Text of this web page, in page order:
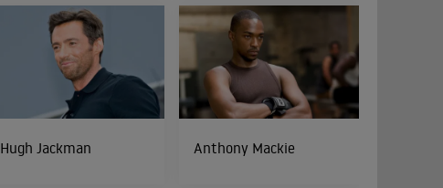
Hugh Jackman Anthony Mackie